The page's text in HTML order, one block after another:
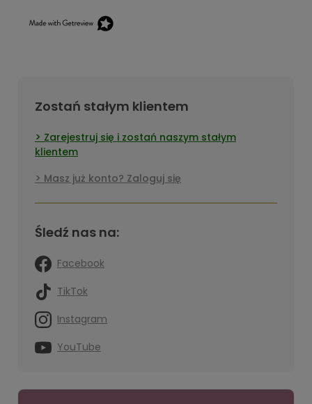
Zostań stałym klientem
Zarejestruj się i zostań naszym stałym
klientem
Masz już konto? Zaloguj się
Śledź nas na:
Facebook
TikTok
Instagram
YouTube